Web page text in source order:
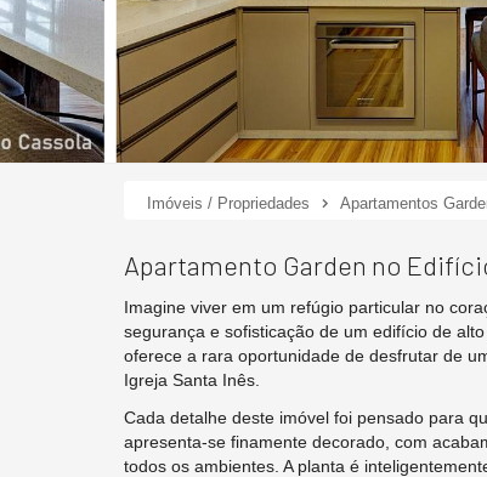
Imóveis / Propriedades Apartamentos
Apartamento Garden no
Imagine viver em um refúgio particular no
segurança e sofisticação de um edifício de
oferece a rara oportunidade de desfrutar de
Igreja Santa Inês.
Cada detalhe deste imóvel foi pensado para
apresenta-se finamente decorado, com
todos os ambientes. A planta é